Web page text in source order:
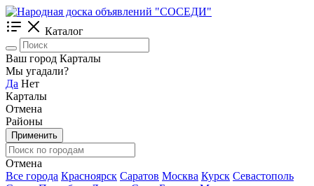
Каталог
Ваш город Карталы
Мы угадали?
Да Нет
Карталы
Отмена
Районы
Применить
Отмена
Все города Красноярск Саратов Москва Курск Севастополь